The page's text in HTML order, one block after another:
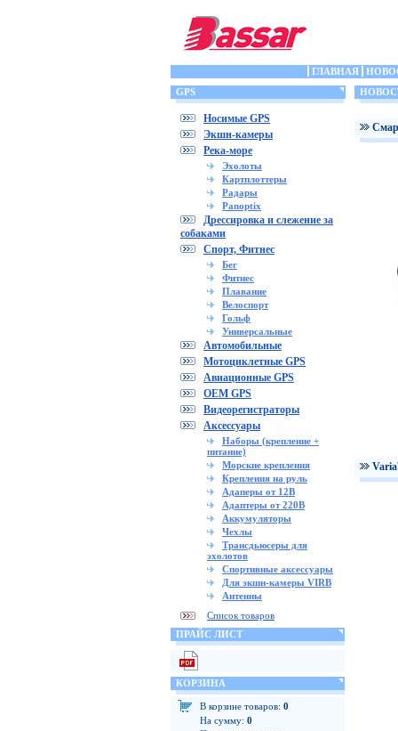
ГЛАВНАЯ
GPS
Носимые GPS
Экшн-камеры
Река-море
Эхолоты
Картплоттеры
Радары
Panoptix
Дрессировка и слежение за
собаками
Спорт, Фитнес
Бег
Фитнес
Плавание
Велоспорт
Гольф
Универсальные
Автомобильные
Мотоциклетные GPS
Авиационные GPS
OEM GPS
Видеорегистраторы
Аксессуары
Наборы (крепление +
питание)
Морские крепления
Крепления на руль
Адаперы от 12В
Адаптеры от 220В
Аккумуляторы
Чехлы
Трансдьюсеры для
эхолотов
Спортивные аксессуары
Для экшн-камеры VIRB
Антенны
Список товаров
ПРАЙС ЛИСТ
КОРЗИНА
В корзине товаров: 0
На сумму: 0